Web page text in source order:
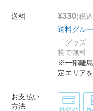
送料 ¥330(税
送料グルー
「グッズ
物で無料
※一部離
定エリア
お支払い
方法